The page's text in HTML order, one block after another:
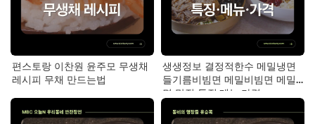
편스토랑 이찬원 윤주모 무생채
레시피 무채 만드는법
생생정보 결정적한수 메밀냉면
들기름비빔면 메밀비빔면 메밀
면 맛집 특징·메뉴·가격